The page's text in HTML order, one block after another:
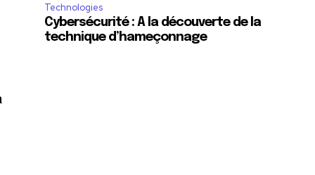
Technologies
Cybersécurité : A la découverte de la
technique d’hameçonnage